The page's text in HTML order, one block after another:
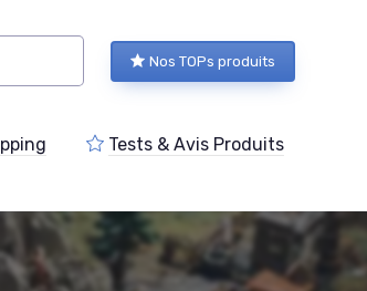
Nos TOPs produits
Tests & Avis Produits